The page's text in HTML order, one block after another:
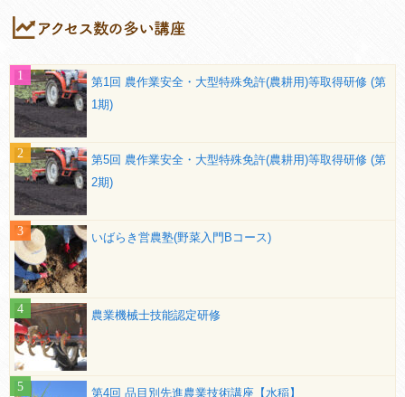
第1回 農作業安全・大型特殊免許(農耕用)等取得研修 (第
1期)
第5回 農作業安全・大型特殊免許(農耕用)等取得研修 (第
2期)
いばらき営農塾(野菜入門Bコース)
農業機械士技能認定研修
第4回 品目別先進農業技術講座【水稲】